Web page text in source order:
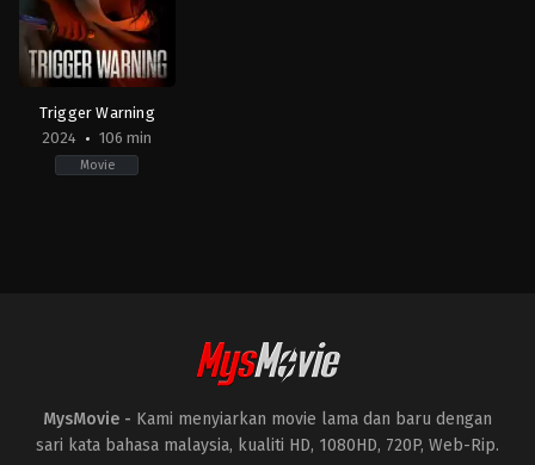
Trigger Warning
2024
106 min
Movie
MysMovie - Kami menyiarkan movie lama dan baru dengan
sari kata bahasa malaysia, kualiti HD, 1080HD, 720P, Web-Rip.